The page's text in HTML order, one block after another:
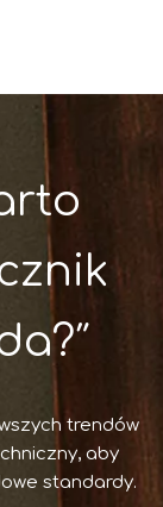
trendów
aby
standardy.